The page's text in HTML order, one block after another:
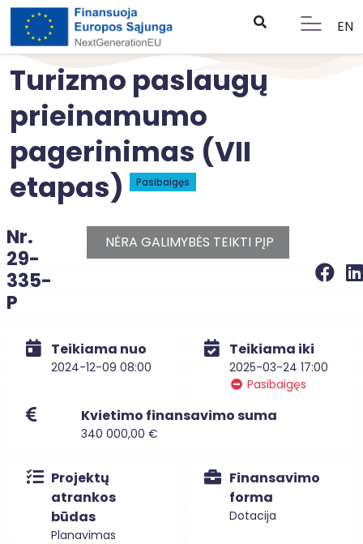
EN
Turizmo paslaugų
prieinamumo
pagerinimas (VII
etapas)
Pasibaigęs
Nr.
29-
335-
P
NĖRA GALIMYBĖS TEIKTI PĮP
Teikiama nuo
2024-12-09 08:00
Teikiama iki
2025-03-24 17:00
Pasibaigęs
Kvietimo finansavimo suma
340 000,00 €
Projektų
atrankos
būdas
Planavimas
Finansavimo
forma
Dotacija